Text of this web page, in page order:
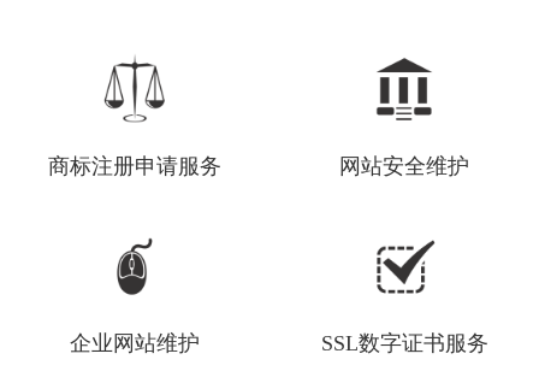
商标注册申请服务 网站安全维护
企业网站维护 SSL数字证书服务